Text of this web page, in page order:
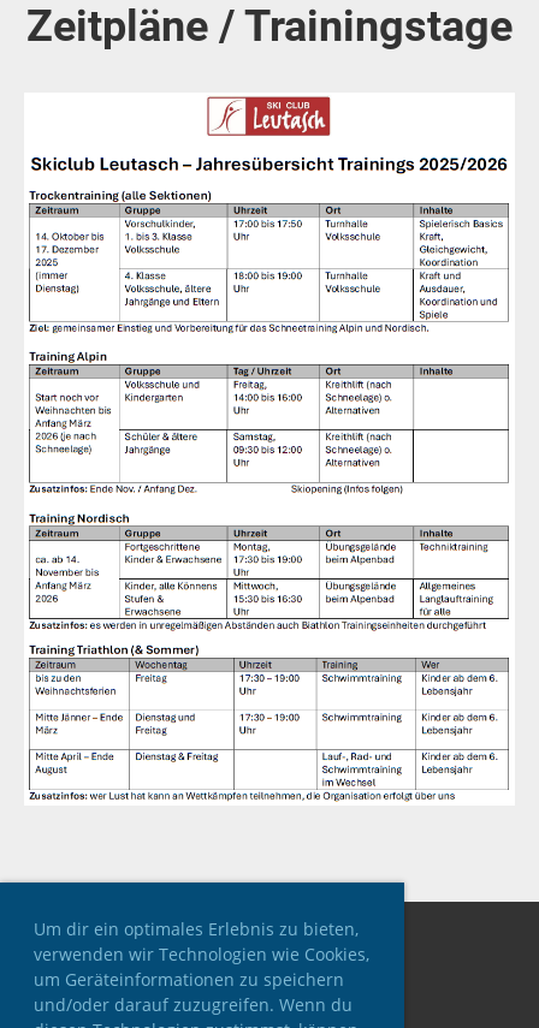
Um dir ein optimales Erlebnis zu bieten,
verwenden wir Technologien wie Cookies,
um Geräteinformationen zu speichern
und/oder darauf zuzugreifen. Wenn du
Zeitpläne / Trainingstage